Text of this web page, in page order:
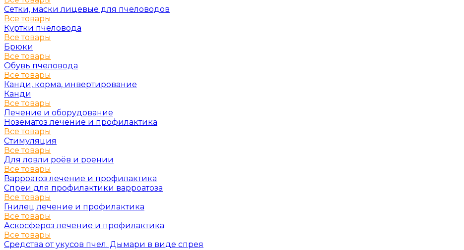
Сетки, маски лицевые для пчеловодов
Все товары
Куртки пчеловода
Все товары
Брюки
Все товары
Обувь пчеловода
Все товары
Канди, корма, инвертирование
Канди
Все товары
Лечение и оборудование
Нозематоз лечение и профилактика
Все товары
Стимуляция
Все товары
Для ловли роёв и роении
Все товары
Варроатоз лечение и профилактика
Спреи для профилактики варроатоза
Все товары
Гнилец лечение и профилактика
Все товары
Аскосфероз лечение и профилактика
Все товары
Средства от укусов пчел. Дымари в виде спрея